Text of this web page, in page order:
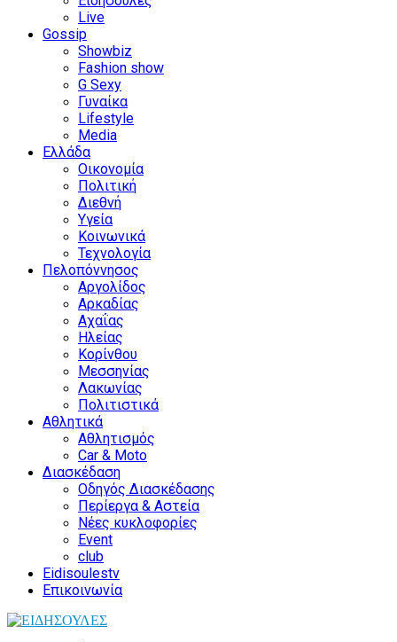
Live
Gossip
Showbiz
Fashion show
G Sexy
Γυναίκα
Lifestyle
Media
Ελλάδα
Οικονομία
Πολιτική
Διεθνή
Υγεία
Κοινωνικά
Τεχνολογία
Πελοπόννησος
Αργολίδος
Αρκαδίας
Αχαΐας
Ηλείας
Κορίνθου
Μεσσηνίας
Λακωνίας
Πολιτιστικά
Αθλητικά
Αθλητισμός
Car & Moto
Διασκέδαση
Οδηγός Διασκέδασης
Περίεργα & Αστεία
Νέες κυκλοφορίες
Event
club
Eidisoulestv
Επικοινωνία